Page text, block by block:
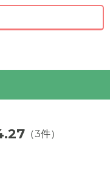
（3件）